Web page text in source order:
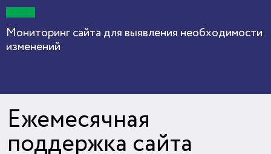
Мониторинг сайта для выявления необходимости
изменений
Ежемесячная
поддержка сайта